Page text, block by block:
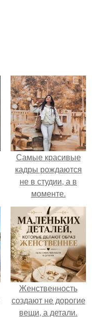
Самые красивые
кадры рождаются
не в студии, а в
моменте.
Женственность
создают не дорогие
вещи, а детали.